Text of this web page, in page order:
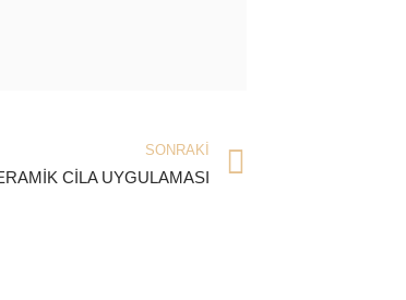
SONRAKI
CİLA UYGULAMASI